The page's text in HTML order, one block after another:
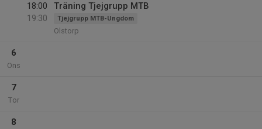
18:00
19:30
Träning Tjejgrupp MTB
Tjejgrupp MTB-Ungdom
Olstorp
6
Ons
7
Tor
8